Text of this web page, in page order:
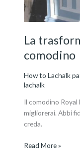
La
comodino
How to Lachalk
lachalk
Il comodino Royal
migliorerai. Abbi
Read More »